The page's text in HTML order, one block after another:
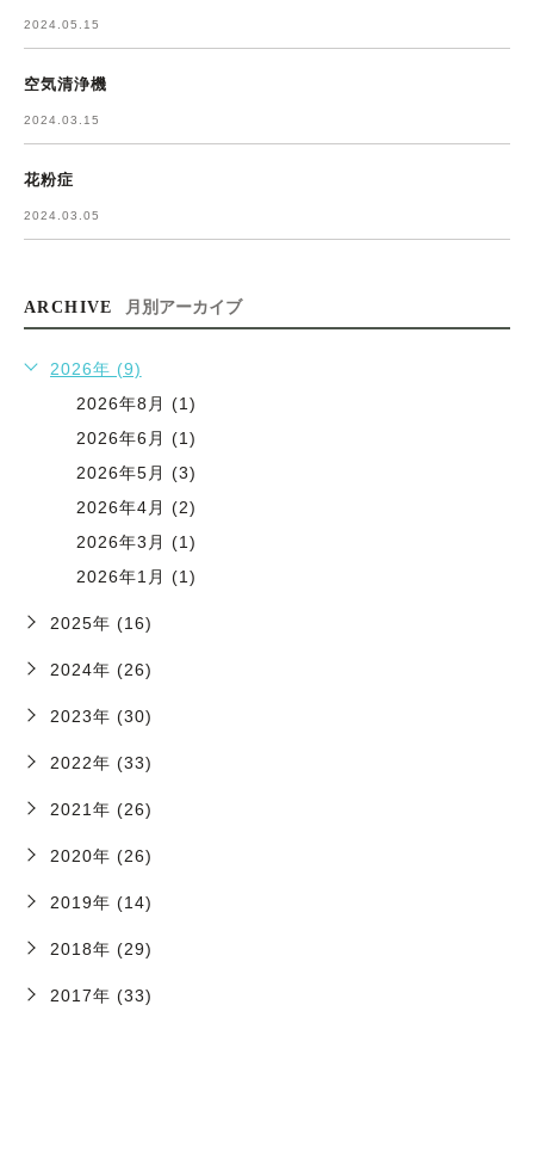
2024.05.15
空気清浄機
2024.03.15
花粉症
2024.03.05
ARCHIVE 月別アーカイブ
2026年 (9)
2026年8月 (1)
2026年6月 (1)
2026年5月 (3)
2026年4月 (2)
2026年3月 (1)
2026年1月 (1)
2025年 (16)
2024年 (26)
2023年 (30)
2022年 (33)
2021年 (26)
2020年 (26)
2019年 (14)
2018年 (29)
2017年 (33)